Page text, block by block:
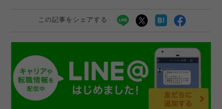
この記事をシェアする